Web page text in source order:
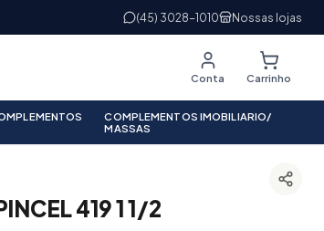
(45) 3028-1010 Nossas lojas
Conta Carrinho
COMPLEMENTOS IMOBILIARIO/
MASSAS
419 1 1/2